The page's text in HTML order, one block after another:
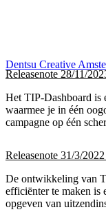
Dentsu Creative
Releasenote 28/11/
Het TIP-Dashboard is
waarmee je in één
campagne op één
Releasenote 31/3/
De ontwikkeling van
efficiënter te maken is
opgeven van